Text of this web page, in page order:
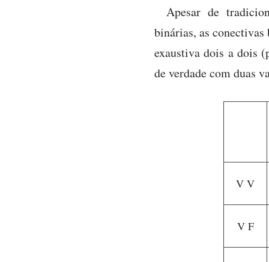
Apesar de
binárias, as conectivas
exaustiva dois a dois
de verdade com duas
V V
V F